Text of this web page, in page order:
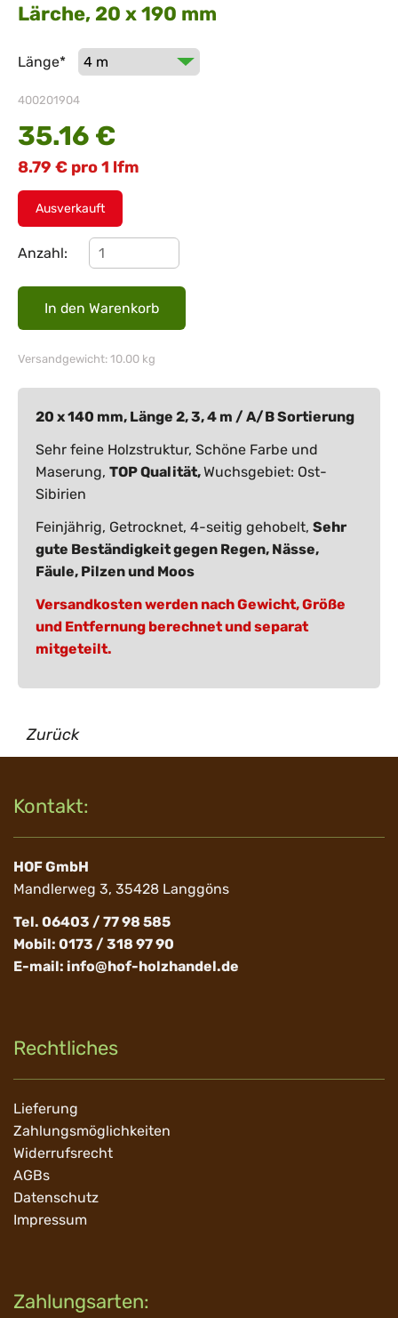
Lärche, 20 x 190 mm
Pflichtfeld
Länge*
400201904
35.16 €
8.79 € pro 1 lfm
Ausverkauft
Anzahl:
Versandgewicht: 10.00 kg
20 x 140 mm, Länge 2, 3, 4 m / A/B Sortierung
Sehr feine Holzstruktur, Schöne Farbe und
Maserung, TOP Qualität,Wuchsgebiet: Ost-
Sibirien
Feinjährig, Getrocknet, 4-seitig gehobelt, Sehr
gute Beständigkeit gegen Regen, Nässe,
Fäule, Pilzen und Moos
Versandkosten werden nach Gewicht, Größe
und Entfernung berechnet und separat
mitgeteilt.
Zurück
Kontakt:
HOF GmbH
Mandlerweg 3, 35428 Langgöns
Tel. 06403 / 77 98 585
Mobil: 0173 / 318 97 90
E-mail: info@hof-holzhandel.de
Rechtliches
Navigation
überspringen
Lieferung
Zahlungsmöglichkeiten
Widerrufsrecht
AGBs
Datenschutz
Impressum
Zahlungsarten: